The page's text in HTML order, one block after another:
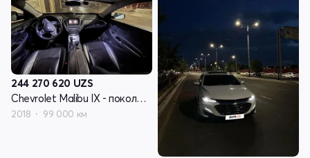
244 270 620 UZS
Chevrolet Malibu IX - поколение
2018 99 000 км